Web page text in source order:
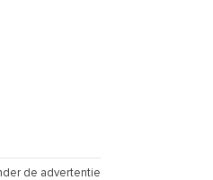
de advertentie